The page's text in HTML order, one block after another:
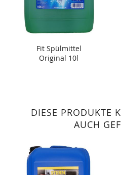
Fit Spülmittel
Original 10l
DIESE PRODUKTE
AUCH